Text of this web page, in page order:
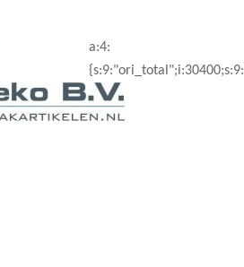
a:4: